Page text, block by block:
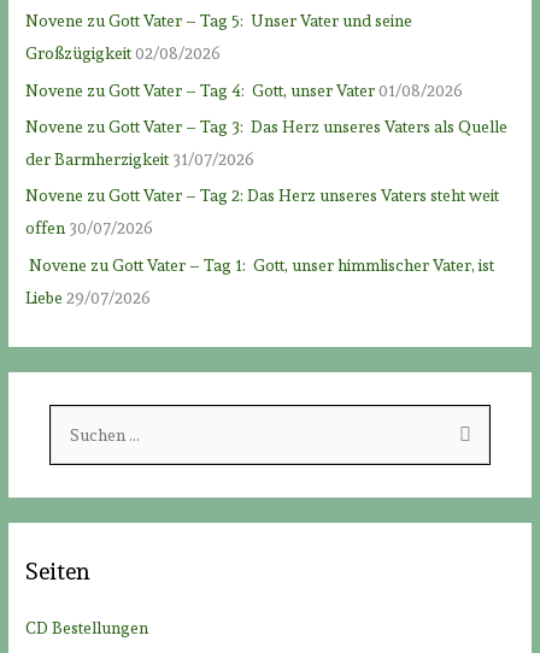
Novene zu Gott Vater – Tag 5: Unser Vater und seine
Großzügigkeit02/08/2026
Novene zu Gott Vater – Tag 4: Gott, unser Vater01/08/2026
Novene zu Gott Vater – Tag 3: Das Herz unseres Vaters als Quelle
der Barmherzigkeit 31/07/2026
Novene zu Gott Vater – Tag 2: Das Herz unseres Vaters steht weit
offen 30/07/2026
Novene zu Gott Vater – Tag 1: Gott, unser himmlischer Vater, ist
Liebe 29/07/2026
n
Seiten
CD Bestellungen